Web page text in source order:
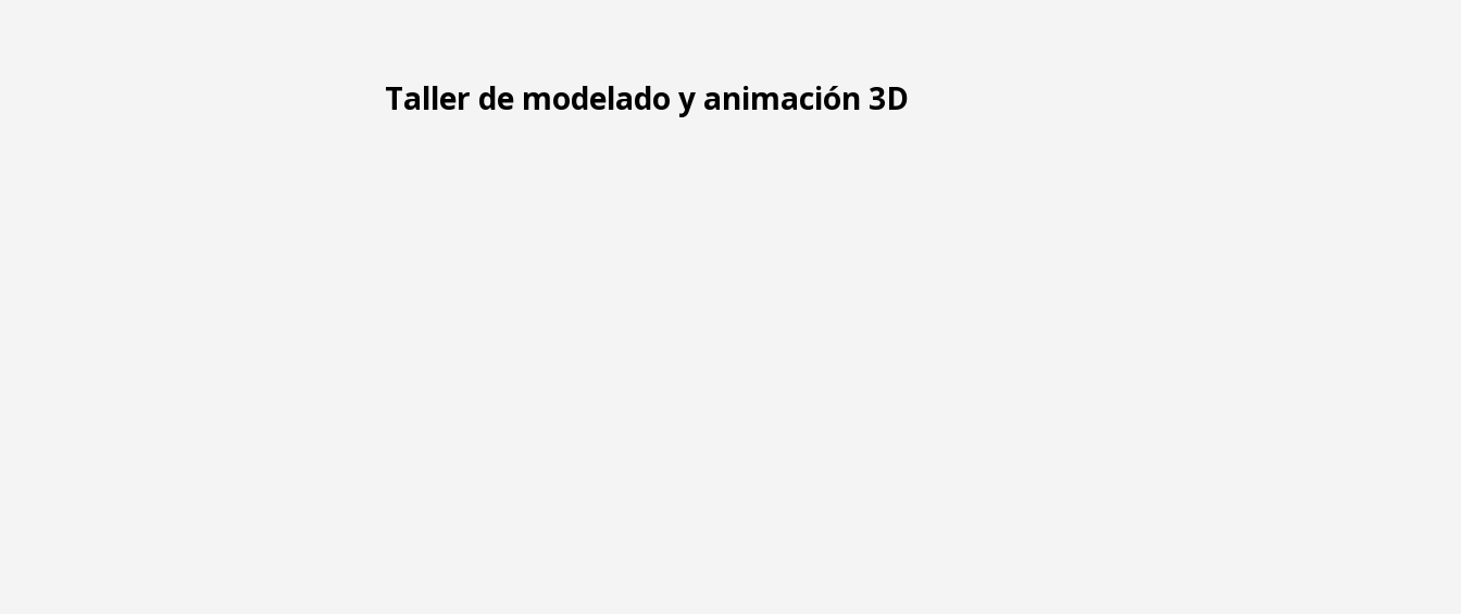
Taller de modelado y animación 3D